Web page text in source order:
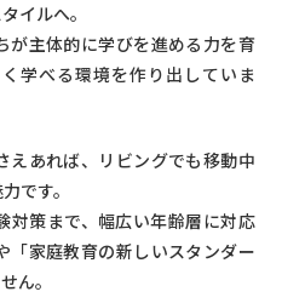
体制を比較
いる家庭・向かない家庭
のお客様の声
イルへ。
が主体的に学びを進める力を育
学べる環境を作り出していま
えあれば、リビングでも移動中
です。
対策まで、幅広い年齢層に対応
「家庭教育の新しいスタンダー
ん。